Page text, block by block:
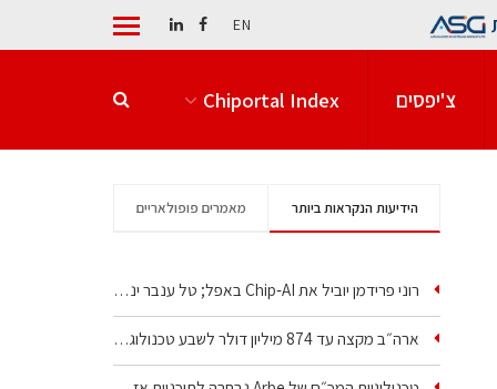
EN
צ'יפסים Chiportal Index
הידיעות הנקראות ביותר מאמרים פופולאריים
רוני פרידמן יוביל את Chip‑AI באפל; טל ענבר ינהל את…
ארה״ב מקצה עד 874 מיליון דולר לשבע טכנולוגיות שבבים…